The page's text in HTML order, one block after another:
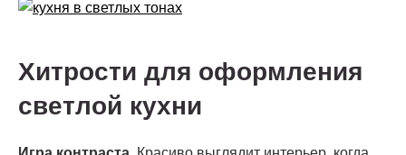
Хитрости для оформления
светлой кухни